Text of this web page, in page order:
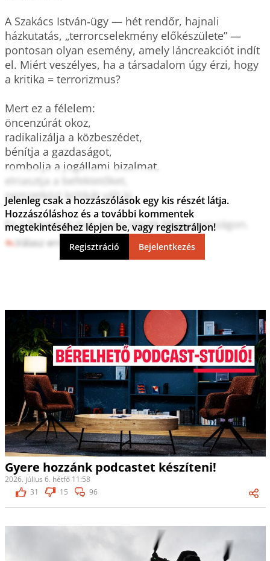
A Szakács István‑ügy — hét rendőr, hajnali
házkutatás, „terrorcselekmény előkészülete” —
pontosan olyan esemény, amely láncreakciót indít
el. Miért veszélyes, ha a társadalom úgy érzi, hogy
a kritika = terrorizmus?
Mert ez a félelem:
öncenzúrát okoz,
radikalizálja a közbeszédet,
bénítja a gazdaságot,
rombolja a jogállami bizalmat,
elriasztja a befektetőket,
nemzetközi kritikát vált ki.
Ez a folyamat már most látszik Magyarországon.
Válasz erre 2 0
Jelenleg csak a hozzászólások egy kis részét látja.
Hozzászóláshoz és a további kommentek
megtekintéséhez lépjen be, vagy regisztráljon!
Regisztráció Bejelentkezés
Gyere hozzánk podcastet készíteni!
2026. július 6. hétfő 11:58
31
15 96